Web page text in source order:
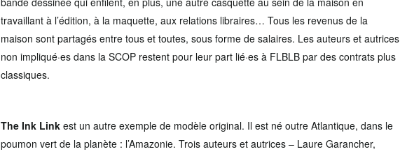
travaillant à l’édition, à la maquette, aux relations libraires… Tous les revenus de la
maison sont partagés entre tous et toutes, sous forme de salaires. Les auteurs et autrices
non impliqué·es dans la SCOP restent pour leur part lié·es à FLBLB par des contrats plus
classiques.
The Ink Link est un autre exemple de modèle original. Il est né outre Atlantique, dans le
poumon vert de la planète : l’Amazonie. Trois auteurs et autrices – Laure Garancher,